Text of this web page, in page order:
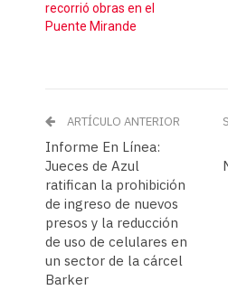
recorrió obras en el
Puente Mirande
ARTÍCULO ANTERIOR
Informe En Línea:
Jueces de Azul
ratifican la prohibición
de ingreso de nuevos
presos y la reducción
de uso de celulares en
un sector de la cárcel
Barker